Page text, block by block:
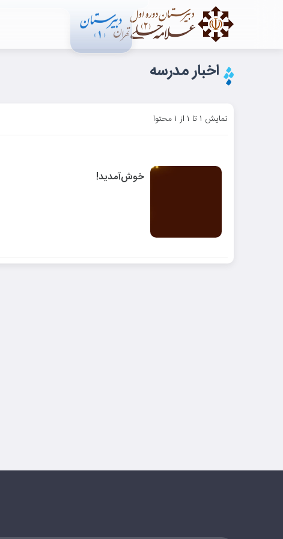
اخبار مدرسه
نمایش ۱ تا ۱ از ۱ محتوا
خوش‌آمدید!